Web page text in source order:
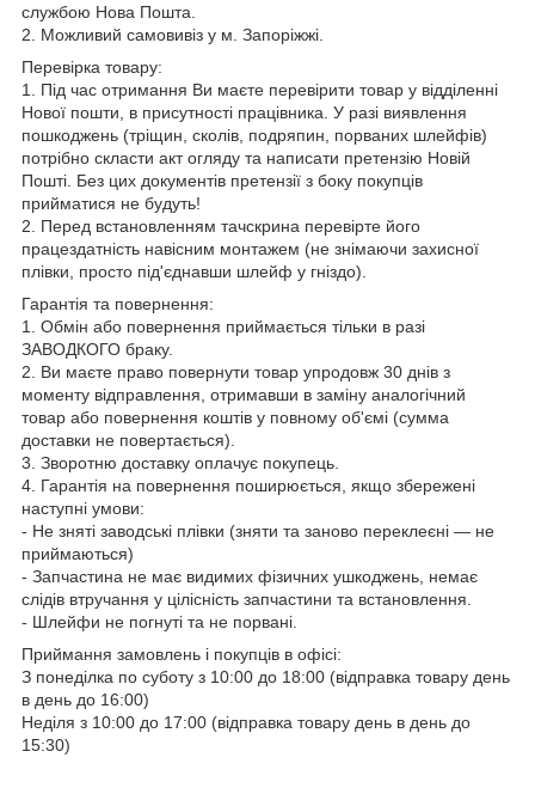
службою Нова Пошта.
2. Можливий самовивіз у м. Запоріжжі.
Перевірка товару:
1. Під час отримання Ви маєте перевірити товар у відділенні
Нової пошти, в присутності працівника. У разі виявлення
пошкоджень (тріщин, сколів, подряпин, порваних шлейфів)
потрібно скласти акт огляду та написати претензію Новій
Пошті. Без цих документів претензії з боку покупців
прийматися не будуть!
2. Перед встановленням тачскрина перевірте його
працездатність навісним монтажем (не знімаючи захисної
плівки, просто під'єднавши шлейф у гніздо).
Гарантія та повернення:
1. Обмін або повернення приймається тільки в разі
ЗАВОДКОГО браку.
2. Ви маєте право повернути товар упродовж 30 днів з
моменту відправлення, отримавши в заміну аналогічний
товар або повернення коштів у повному об'ємі (сумма
доставки не повертається).
3. Зворотню доставку оплачує покупець.
4. Гарантія на повернення поширюється, якщо збережені
наступні умови:
- Не зняті заводські плівки (зняти та заново переклеєні — не
приймаються)
- Запчастина не має видимих фізичних ушкоджень, немає
слідів втручання у цілісність запчастини та встановлення.
- Шлейфи не погнуті та не порвані.
Приймання замовлень і покупців в офісі:
З понеділка по суботу з 10:00 до 18:00 (відправка товару день
в день до 16:00)
Неділя з 10:00 до 17:00 (відправка товару день в день до
15:30)